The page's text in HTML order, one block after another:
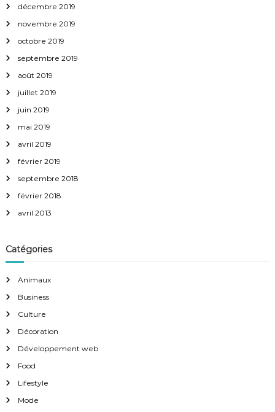
décembre 2019
novembre 2019
octobre 2019
septembre 2019
août 2019
juillet 2019
juin 2019
mai 2019
avril 2019
février 2019
septembre 2018
février 2018
avril 2013
Catégories
Animaux
Business
Culture
Décoration
Développement web
Food
Lifestyle
Mode